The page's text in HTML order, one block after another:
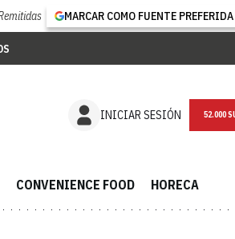
MARCAR COMO FUENTE
INICIAR SESIÓN
CONVENIENCE FOOD HORECA